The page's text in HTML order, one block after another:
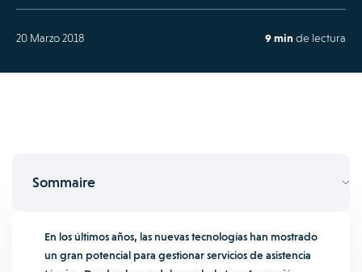
20 Marzo 2018 9 min de lectura
Sommaire
En los últimos años, las nuevas tecnologías han mostrado
un gran potencial para gestionar servicios de asistencia